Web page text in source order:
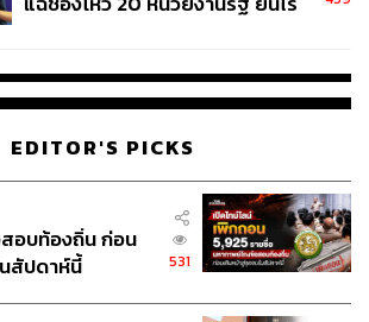
EDITOR'S PICKS
อบท้องถิ่น ก่อน
สัปดาห์นี้
531